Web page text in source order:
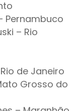
Pernambuco
– Rio
de Janeiro
Grosso do